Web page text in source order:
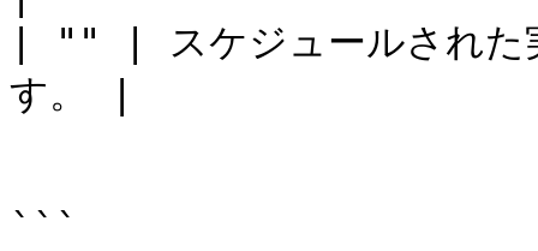
| "" | スケジュールされた
す。 |
```